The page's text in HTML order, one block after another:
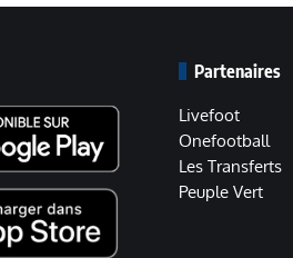
Partenaires
Livefoot
Onefootball
Les Transferts
Peuple Vert